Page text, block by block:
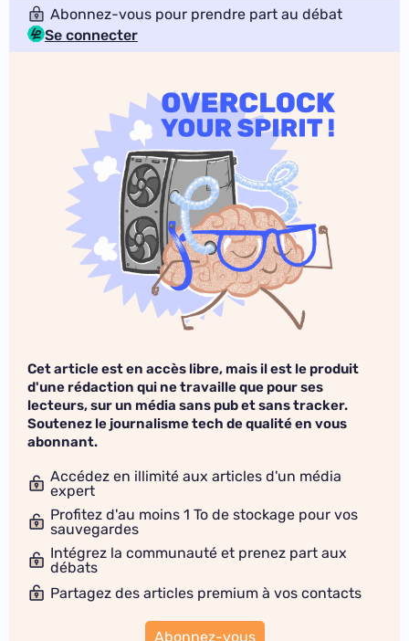
Abonnez-vous pour prendre part au débat
Se connecter
Cet article est en accès libre, mais il est le produit
d'une rédaction qui ne travaille que pour ses
lecteurs, sur un média sans pub et sans tracker.
Soutenez le journalisme tech de qualité en vous
abonnant.
Accédez en illimité aux articles d'un média
expert
Profitez d'au moins 1 To de stockage pour vos
sauvegardes
Intégrez la communauté et prenez part aux
débats
Partagez des articles premium à vos contacts
Abonnez-vous